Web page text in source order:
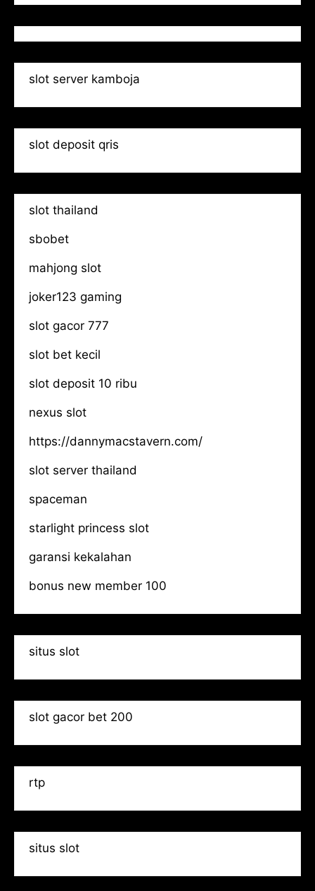
slot server kamboja
slot deposit qris
slot thailand
sbobet
mahjong slot
joker123 gaming
slot gacor 777
slot bet kecil
slot deposit 10 ribu
nexus slot
https://dannymacstavern.com/
slot server thailand
spaceman
starlight princess slot
garansi kekalahan
bonus new member 100
situs slot
slot gacor bet 200
rtp
situs slot